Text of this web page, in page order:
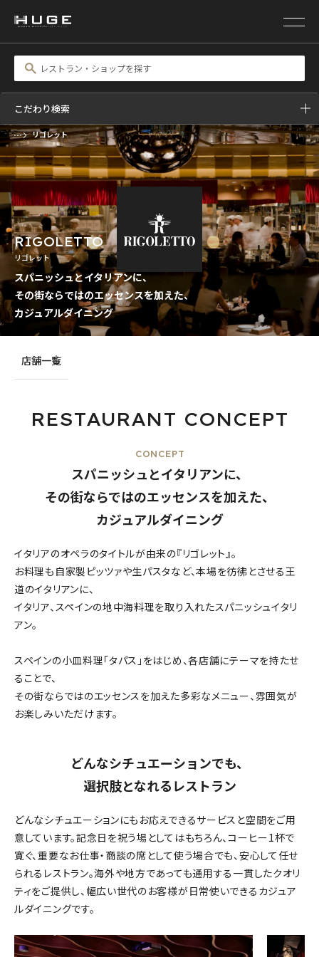
こだわり検索
リゴレット
RIGOLETTO
リゴレット
スパニッシュとイタリアンに、
その街ならではのエッセンスを加えた、
カジュアルダイニング
店舗一覧
RESTAURANT CONCEPT
CONCEPT
スパニッシュとイタリアンに、
その街ならではのエッセンスを加えた、
カジュアルダイニング
イタリアのオペラのタイトルが由来の『リゴレット』。
お料理も自家製ピッツァや生パスタなど、本場を彷彿とさせる王
道のイタリアンに、
イタリア、スペインの地中海料理を取り入れたスパニッシュイタリ
アン。
スペインの小皿料理「タパス」をはじめ、各店舗にテーマを持たせ
ることで、
その街ならではのエッセンスを加えた多彩なメニュー、雰囲気が
お楽しみいただけます。
どんなシチュエーションでも、
選択肢となれるレストラン
どんなシチュエーションにもお応えできるサービスと空間をご用
意しています。記念日を祝う場としてはもちろん、コーヒー1杯で
寛ぐ、重要なお仕事・商談の席として使う場合でも、安心して任せ
られるレストラン。海外や地方であっても通用する一貫したクオリ
ティをご提供し、幅広い世代のお客様が日常使いできるカジュア
ルダイニングです。